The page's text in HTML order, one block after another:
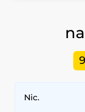
Nic.